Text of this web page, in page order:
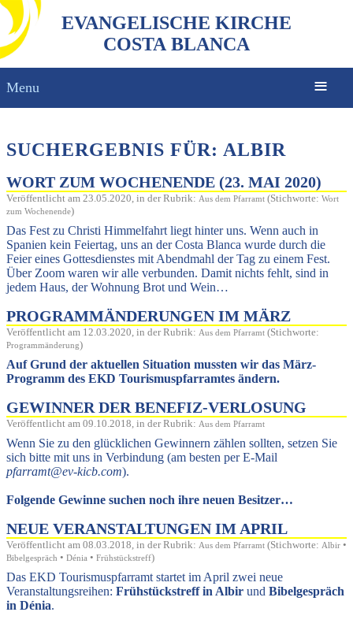
EVANGELISCHE KIRCHE
COSTA BLANCA
Menu
SUCHERGEBNIS FÜR: ALBIR
WORT ZUM WOCHENENDE (23. MAI 2020)
Veröffentlicht am 23.05.2020, in der Rubrik: Aus dem Pfarramt (Stichworte: Wort
zum Wochenende)
Das Fest zu Christi Himmelfahrt liegt hinter uns. Wenn auch in
Spanien kein Feiertag, uns an der Costa Blanca wurde durch die
Feier eines Gottesdienstes mit Abendmahl der Tag zu einem Fest.
Über Zoom waren wir alle verbunden. Damit nichts fehlt, sind in
jedem Haus, der Wohnung Brot und Wein…
PROGRAMMÄNDERUNGEN IM MÄRZ
Veröffentlicht am 12.03.2020, in der Rubrik: Aus dem Pfarramt (Stichworte:
Programmänderung)
Auf Grund der aktuellen Situation mussten wir das März-
Programm des EKD Tourismuspfarramtes ändern.
GEWINNER DER BENEFIZ-VERLOSUNG
Veröffentlicht am 09.10.2018, in der Rubrik: Aus dem Pfarramt
Wenn Sie zu den glücklichen Gewinnern zählen sollten, setzen Sie
sich bitte mit uns in Verbindung (am besten per E-Mail
pfarramt@ev-kicb.com).
Folgende Gewinne suchen noch ihre neuen Besitzer…
NEUE VERANSTALTUNGEN IM APRIL
Veröffentlicht am 08.03.2018, in der Rubrik: Aus dem Pfarramt (Stichworte: Albir •
Bibelgespräch • Dénia • Frühstückstreff)
Das EKD Tourismuspfarramt startet im April zwei neue
Veranstaltungsreihen: Frühstückstreff in Albir und Bibelgespräch
in Dénia.